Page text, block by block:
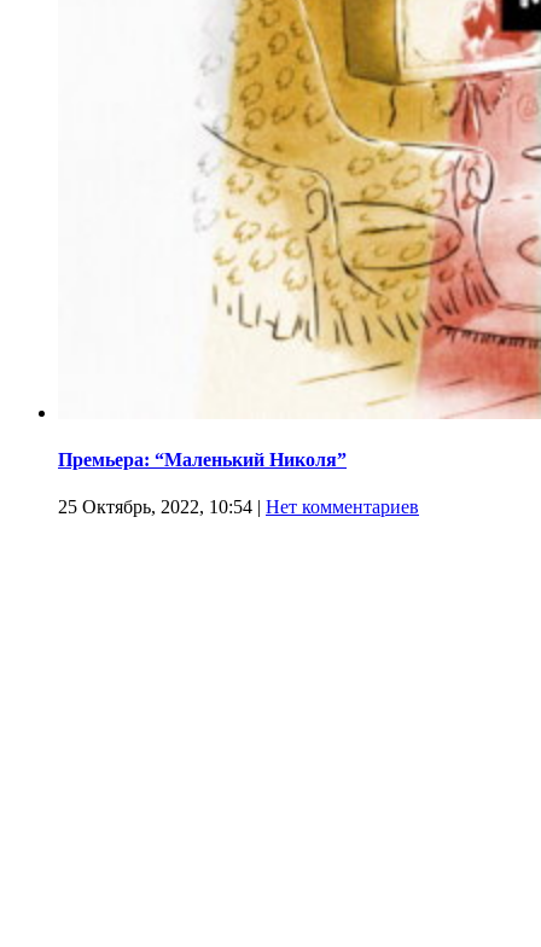
Премьера: “Маленький Николя”
25 Октябрь, 2022, 10:54 | Нет комментариев